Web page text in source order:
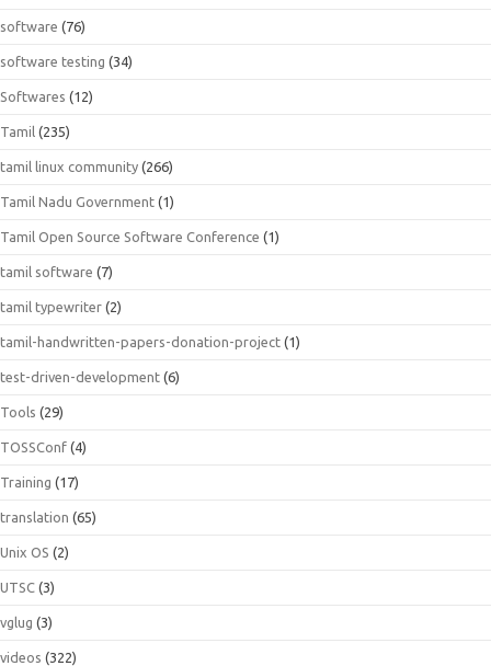
software (76)
software testing (34)
Softwares (12)
Tamil (235)
tamil linux community (266)
Tamil Nadu Government (1)
Tamil Open Source Software Conference (1)
tamil software (7)
tamil typewriter (2)
tamil-handwritten-papers-donation-project (1)
test-driven-development (6)
Tools (29)
TOSSConf (4)
Training (17)
translation (65)
Unix OS (2)
UTSC (3)
vglug (3)
videos (322)